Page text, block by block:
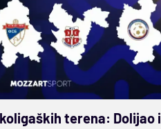
terena: Dolijao i